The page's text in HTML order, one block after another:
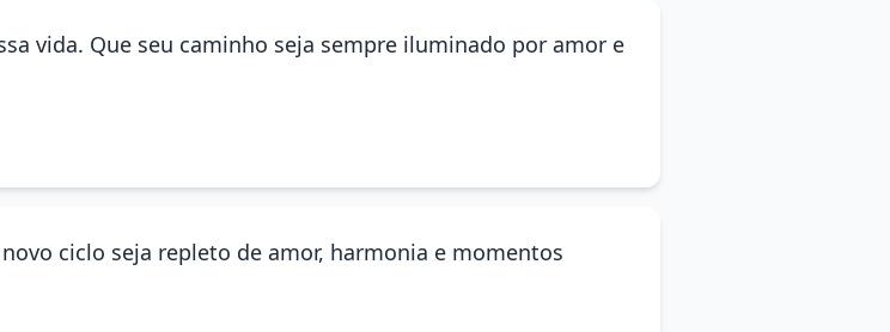
vida. Que seu caminho seja sempre iluminado por amor e
ciclo seja repleto de amor, harmonia e momentos